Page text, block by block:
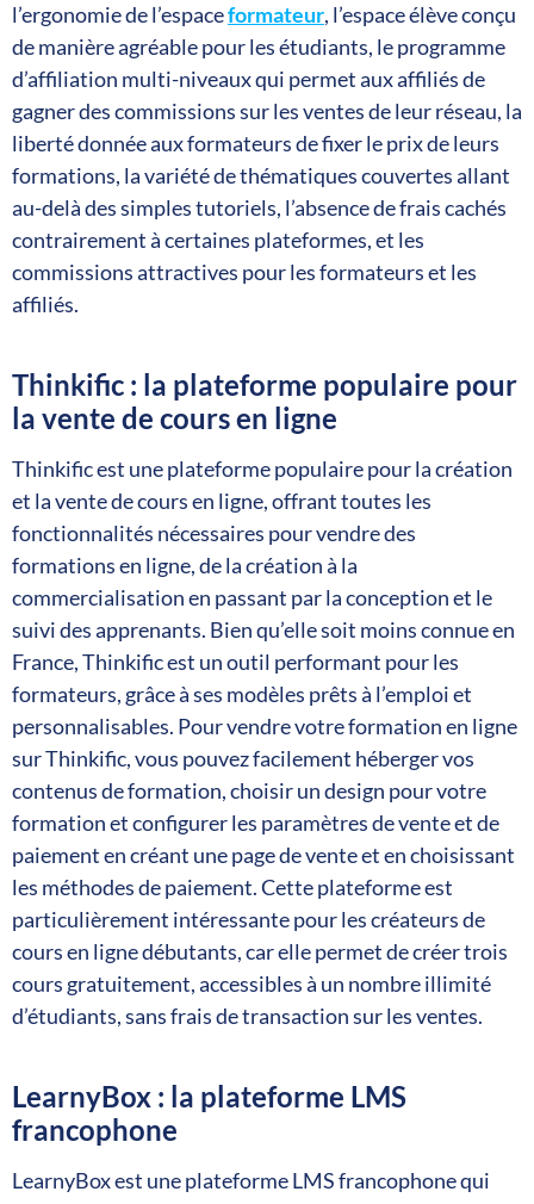
l’ergonomie de l’espaceformateur, l’espace élève conçu
de manière agréable pour les étudiants, le programme
d’affiliation multi-niveaux qui permet aux affiliés de
gagner des commissions sur les ventes de leur réseau, la
liberté donnée aux formateurs de fixer le prix de leurs
formations, la variété de thématiques couvertes allant
au-delà des simples tutoriels, l’absence de frais cachés
contrairement à certaines plateformes, et les
commissions attractives pour les formateurs et les
affiliés.
Thinkific : la plateforme populaire pour
la vente de cours en ligne
Thinkific est une plateforme populaire pour la création
et la vente de cours en ligne, offrant toutes les
fonctionnalités nécessaires pour vendre des
formations en ligne, de la création à la
commercialisation en passant par la conception et le
suivi des apprenants. Bien qu’elle soit moins connue en
France, Thinkific est un outil performant pour les
formateurs, grâce à ses modèles prêts à l’emploi et
personnalisables. Pour vendre votre formation en ligne
sur Thinkific, vous pouvez facilement héberger vos
contenus de formation, choisir un design pour votre
formation et configurer les paramètres de vente et de
paiement en créant une page de vente et en choisissant
les méthodes de paiement. Cette plateforme est
particulièrement intéressante pour les créateurs de
cours en ligne débutants, car elle permet de créer trois
cours gratuitement, accessibles à un nombre illimité
d’étudiants, sans frais de transaction sur les ventes.
LearnyBox : la plateforme LMS
francophone
LearnyBox est une plateforme LMS francophone qui